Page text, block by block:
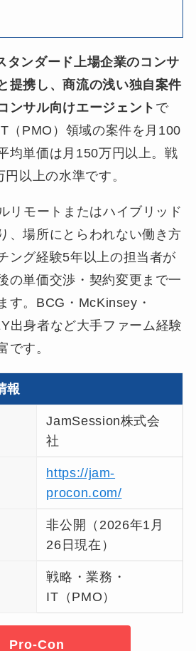
タンダード上場企業のコンサ
提携し、商流の浅い独自案件
ンサル向けエージェント で
（PMO）領域の案件を月100
均単価は月150万円以上。戦
以上の水準です。
リモートまたはハイブリッド
、場所にとらわれない働き方
ング経験5年以上の担当者が
の単価交渉・契約変更まで一
す。BCG・McKinsey・
出身者など大手ファーム経験
です。
報
JamSession株式会
社
https://jam-
procon.com/
非公開（2026年1月
26日現在）
戦略・業務・
IT（PMO）
Pro-Con